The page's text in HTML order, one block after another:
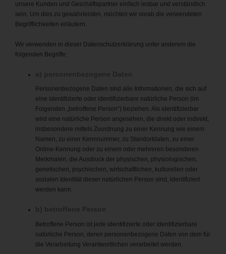
unsere Kunden und Geschäftspartner einfach lesbar und verständlich
sein. Um dies zu gewährleisten, möchten wir vorab die verwendeten
Begrifflichkeiten erläutern.
Wir verwenden in dieser Datenschutzerklärung unter anderem die
folgenden Begriffe:
Personenbezogene Daten sind alle Informationen, die sich auf
eine identifizierte oder identifizierbare natürliche Person (im
Folgenden „betroffene Person“) beziehen. Als identifizierbar
wird eine natürliche Person angesehen, die direkt oder indirekt,
insbesondere mittels Zuordnung zu einer Kennung wie einem
Namen, zu einer Kennnummer, zu Standortdaten, zu einer
Online-Kennung oder zu einem oder mehreren besonderen
Merkmalen, die Ausdruck der physischen, physiologischen,
genetischen, psychischen, wirtschaftlichen, kulturellen oder
sozialen Identität dieser natürlichen Person sind, identifiziert
werden kann.
Betroffene Person ist jede identifizierte oder identifizierbare
natürliche Person, deren personenbezogene Daten von dem für
die Verarbeitung Verantwortlichen verarbeitet werden.